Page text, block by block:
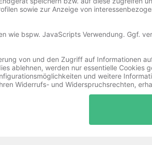
ŞİİR
İŞLEMİ
© 2020-2025 Ritali Werbung GmbH. All